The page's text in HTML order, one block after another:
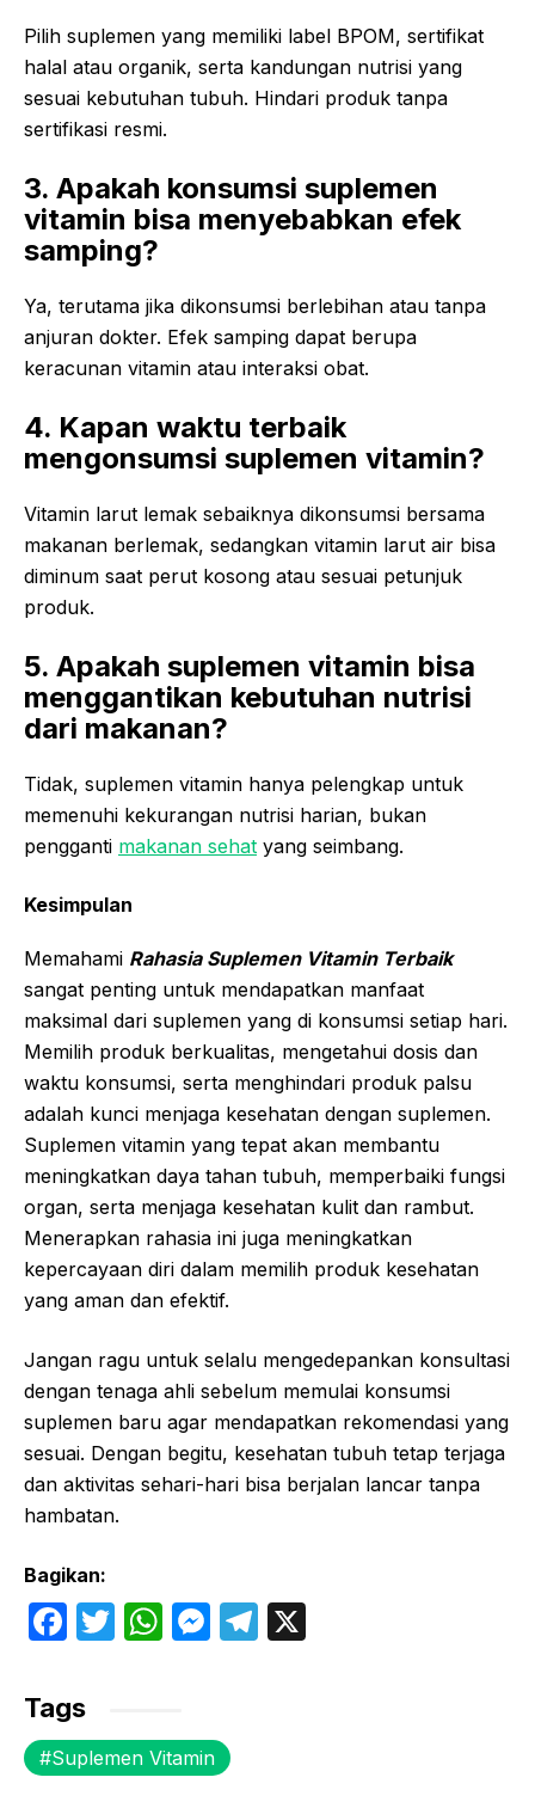
Pilih suplemen yang memiliki label BPOM, sertifikat
halal atau organik, serta kandungan nutrisi yang
sesuai kebutuhan tubuh. Hindari produk tanpa
sertifikasi resmi.
3. Apakah konsumsi suplemen
vitamin bisa menyebabkan efek
samping?
Ya, terutama jika dikonsumsi berlebihan atau tanpa
anjuran dokter. Efek samping dapat berupa
keracunan vitamin atau interaksi obat.
4. Kapan waktu terbaik
mengonsumsi suplemen vitamin?
Vitamin larut lemak sebaiknya dikonsumsi bersama
makanan berlemak, sedangkan vitamin larut air bisa
diminum saat perut kosong atau sesuai petunjuk
produk.
5. Apakah suplemen vitamin bisa
menggantikan kebutuhan nutrisi
dari makanan?
Tidak, suplemen vitamin hanya pelengkap untuk
memenuhi kekurangan nutrisi harian, bukan
pengganti makanan sehat yang seimbang.
Kesimpulan
Memahami Rahasia Suplemen Vitamin Terbaik
sangat penting untuk mendapatkan manfaat
maksimal dari suplemen yang di konsumsi setiap hari.
Memilih produk berkualitas, mengetahui dosis dan
waktu konsumsi, serta menghindari produk palsu
adalah kunci menjaga kesehatan dengan suplemen.
Suplemen vitamin yang tepat akan membantu
meningkatkan daya tahan tubuh, memperbaiki fungsi
organ, serta menjaga kesehatan kulit dan rambut.
Menerapkan rahasia ini juga meningkatkan
kepercayaan diri dalam memilih produk kesehatan
yang aman dan efektif.
Jangan ragu untuk selalu mengedepankan konsultasi
dengan tenaga ahli sebelum memulai konsumsi
suplemen baru agar mendapatkan rekomendasi yang
sesuai. Dengan begitu, kesehatan tubuh tetap terjaga
dan aktivitas sehari-hari bisa berjalan lancar tanpa
hambatan.
Bagikan:
F
c
e
b
T
er
W
s
A
M
s
e
T
Tags
Suplemen Vitamin